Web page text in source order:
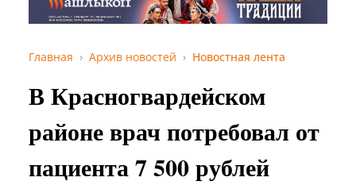
Главная Архив новостей Новостная лента
В Красногвардейском
районе врач потребовал от
пациента 7 500 рублей